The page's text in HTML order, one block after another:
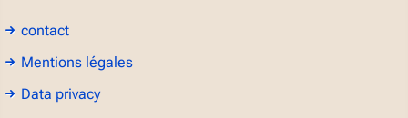
contact
Mentions légales
Data privacy